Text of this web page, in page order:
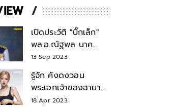
เปิดประวัติ "บิ๊กเล็ก"
พล.อ.ณัฐพล นาค
พาณิชย์ จากเลขาฯ
สมช.-เลขาฯ
รมว.กลาโหม
13 Sep 2023
รู้จัก คังดงวอน
พระเอกเจ้าของฉายา
สมบัติแห่งชาติ หลังมี
18 Apr 2023